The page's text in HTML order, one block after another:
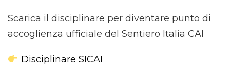
Scarica il disciplinare per diventare punto di
accoglienza ufficiale del Sentiero Italia CAI
Disciplinare SICAI